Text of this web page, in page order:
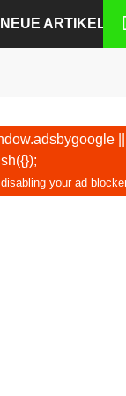
NEUE ARTIKEL
||